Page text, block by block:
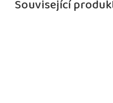
Související